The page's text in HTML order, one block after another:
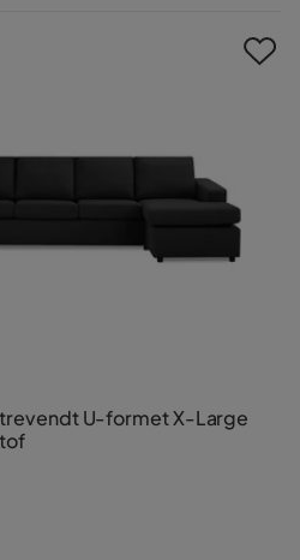
U-formet X-Large